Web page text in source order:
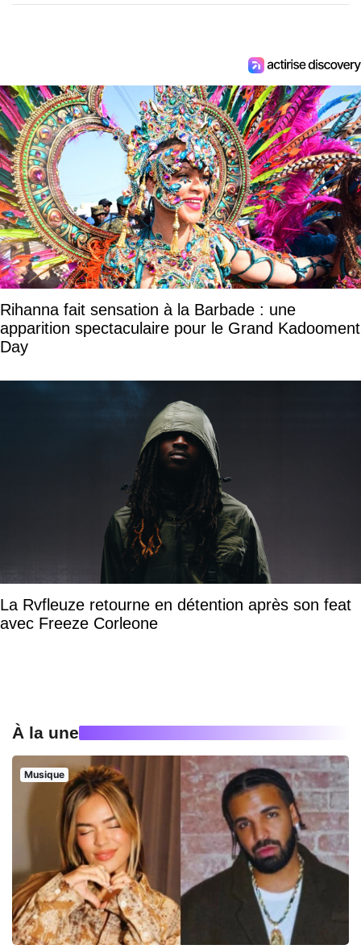
Rihanna fait sensation à la Barbade : une
apparition spectaculaire pour le Grand Kadooment
Day
La Rvfleuze retourne en détention après son feat
avec Freeze Corleone
À la une
Musique